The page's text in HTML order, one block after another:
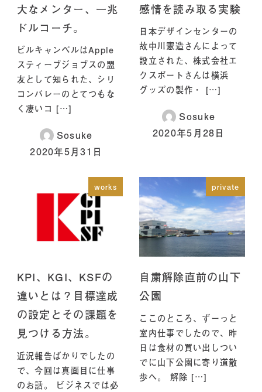
大なメンター、一兆
ドルコーチ。
ビルキャンベルはApple
スティーブジョブスの盟
友として知られた、シリ
コンバレーのとてつもな
く凄いコ […]
Sosuke
2020年5月31日
感情を読み取る実験
日本デザインセンターの
故中川憲造さんによって
設立された、株式会社エ
クスポートさんは横浜
グッズの製作・ […]
Sosuke
2020年5月28日
works
KPI、KGI、KSFの
違いとは？目標達成
の設定とその課題を
見つける方法。
近況報告ばかりでしたの
で、今回は真面目に仕事
のお話。 ビジネスでは必
private
自粛解除直前の山下
公園
ここのところ、ずーっと
室内仕事でしたので、昨
日は食材の買い出しつい
でに山下公園に寄り道散
歩へ。 解除 […]